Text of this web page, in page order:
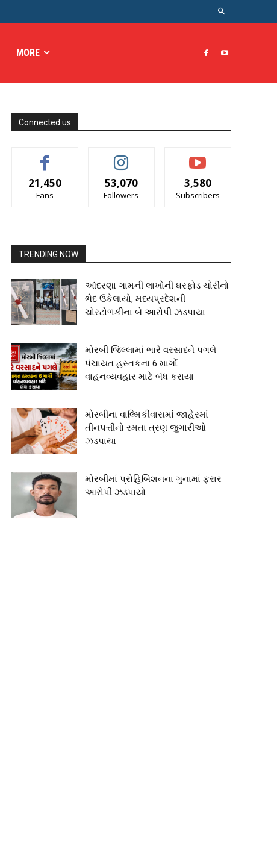
MORE
Connected us
21,450
Fans
53,070
Followers
3,580
Subscribers
TRENDING NOW
આંદરણા ગામની લાખોની ઘરફોડ ચોરીનો
ભેદ ઉકેલાયો, મધ્યપ્રદેશની
ચોરટોળકીના બે આરોપી ઝડપાયા
મોરબી જિલ્લામાં ભારે વરસાદને પગલે
પંચાયત હસ્તકના 6 માર્ગો
વાહનવ્યવહાર માટે બંધ કરાયા
મોરબીના વાલ્મિકીવાસમાં જાહેરમાં
તીનપત્તીનો રમતા ત્રણ જુગારીઓ
ઝડપાયા
મોરબીમાં પ્રોહિબિશનના ગુનામાં ફરાર
આરોપી ઝડપાયો